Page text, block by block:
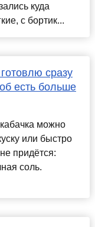
куда
с бортик...
сразу
есть больше
можно
или быстро
придётся:
соль.